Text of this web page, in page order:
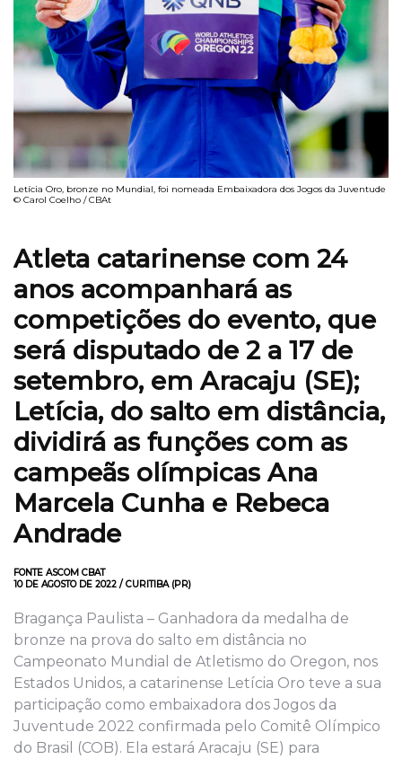
Letícia Oro, bronze no Mundial, foi nomeada Embaixadora dos Jogos da Juventude
© Carol Coelho / CBAt
Atleta catarinense com 24
anos acompanhará as
competições do evento, que
será disputado de 2 a 17 de
setembro, em Aracaju (SE);
Letícia, do salto em distância,
dividirá as funções com as
campeãs olímpicas Ana
Marcela Cunha e Rebeca
Andrade
FONTE ASCOM CBAT
10 DE AGOSTO DE 2022 / CURITIBA (PR)
Bragança Paulista – Ganhadora da medalha de
bronze na prova do salto em distância no
Campeonato Mundial de Atletismo do Oregon, nos
Estados Unidos, a catarinense Letícia Oro teve a sua
participação como embaixadora dos Jogos da
Juventude 2022 confirmada pelo Comitê Olímpico
do Brasil (COB). Ela estará Aracaju (SE) para